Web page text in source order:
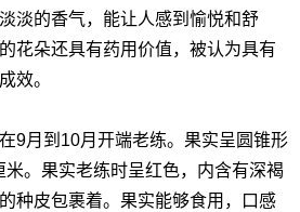
淡的香气，能让人感到愉悦和舒
花朵还具有药用价值，被认为具有
效。
月到10月开端老练。果实呈圆锥形
。果实老练时呈红色，内含有深褐
种皮包裹着。果实能够食用，口感